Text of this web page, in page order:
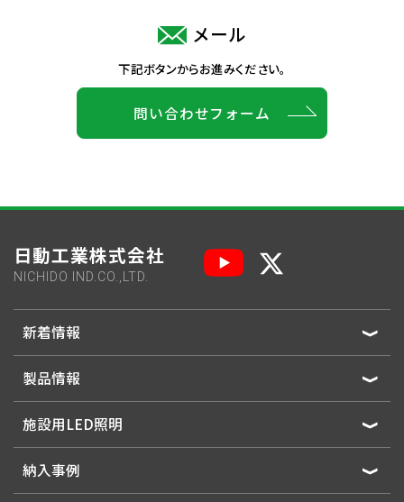
メール
下記ボタンからお進みください。
問い合わせフォーム
日動工業株式会社
NICHIDO IND.CO.,LTD.
新着情報
製品情報
施設用LED照明
納入事例